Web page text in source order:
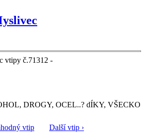
DROGY, OCEL..? dÍKY, VŠECKO
vtip Další vtip ›